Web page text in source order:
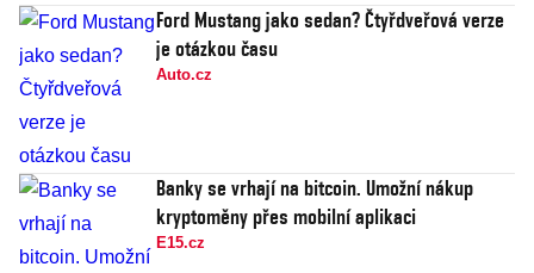
Ford Mustang jako sedan? Čtyřdveřová verze
je otázkou času
Auto.cz
Banky se vrhají na bitcoin. Umožní nákup
kryptoměny přes mobilní aplikaci
E15.cz